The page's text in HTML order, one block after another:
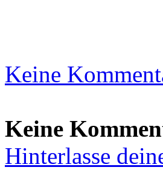
Keine
Keine
Hinterlasse